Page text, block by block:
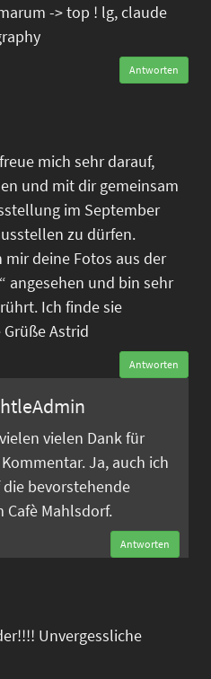
-> top ! lg, claude
Antworten
mich sehr darauf,
und mit dir gemeinsam
im September
zu dürfen.
deine Fotos aus der
angesehen und bin sehr
Ich finde sie
Astrid
Antworten
vielen Dank für
Ja, auch ich
bevorstehende
Mahlsdorf.
Antworten
Unvergessliche